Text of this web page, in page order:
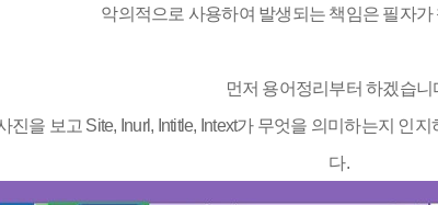
악의적으로 사용하여 발생되는 책임은 필자
먼저 용어정리부터 하겠습니
진을 보고 Site, Inurl, Intitle, Intext가 무엇을 의미하는지 인
다.